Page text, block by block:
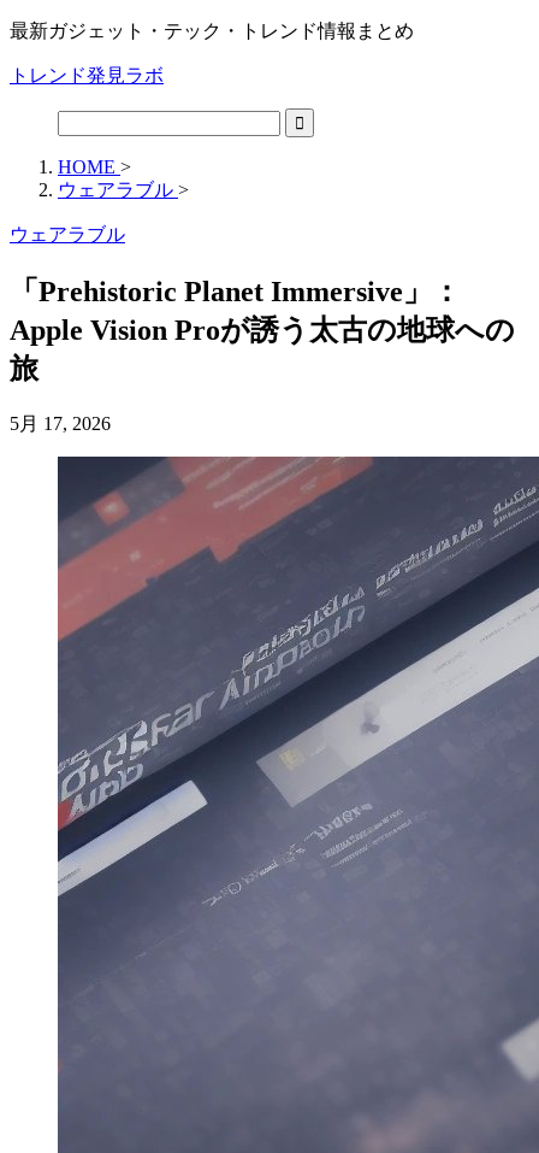
最新ガジェット・テック・トレンド情報まとめ
トレンド発見ラボ
HOME >
ウェアラブル >
ウェアラブル
「Prehistoric Planet Immersive」：
Apple Vision Proが誘う太古の地球への
旅
5月 17, 2026